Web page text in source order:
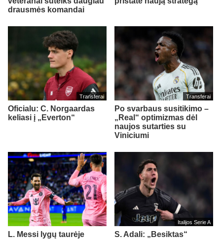
drausmės komandai
Transferai
Oficialu: C. Norgaardas
keliasi į „Everton“
Transferai
Po svarbaus susitikimo –
„Real“ optimizmas dėl
naujos sutarties su
Viniciumi
L. Messi lygų taurėje
Italijos Serie A
S. Adali: „Besiktas“